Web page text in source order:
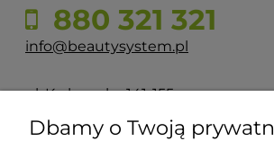
880 321 321
info@beautysystem.pl
ul. Krakowska 141-155
Dbamy o Twoją